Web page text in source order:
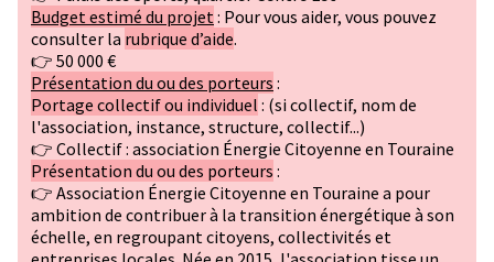
Budget estimé du projet: Pour vous aider, vous pouvez
consulter la rubrique d’aide.
👉 50 000 €
Présentation du ou des porteurs :
Portage collectif ou individuel : (si collectif, nom de
l'association, instance, structure, collectif...)
👉 Collectif : association Énergie Citoyenne en Touraine
Présentation du ou des porteurs :
👉 Association Énergie Citoyenne en Touraine a pour
ambition de contribuer à la transition énergétique à son
échelle, en regroupant citoyens, collectivités et